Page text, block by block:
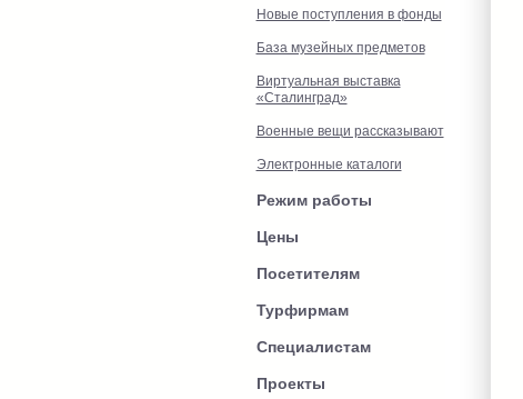
Новые поступления в фонды
База музейных предметов
Виртуальная выставка
«Сталинград»
Военные вещи рассказывают
Электронные каталоги
Режим работы
Цены
Посетителям
Турфирмам
Специалистам
Проекты